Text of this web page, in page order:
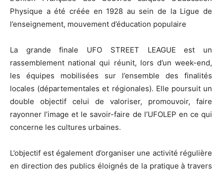
Physique a été créée en 1928 au sein de la Ligue de
l’enseignement, mouvement d’éducation populaire
La grande finale UFO STREET LEAGUE est un
rassemblement national qui réunit, lors d’un week-end,
les équipes mobilisées sur l’ensemble des finalités
locales (départementales et régionales). Elle poursuit un
double objectif celui de valoriser, promouvoir, faire
rayonner l’image et le savoir-faire de l’UFOLEP en ce qui
concerne les cultures urbaines.
L’objectif est également d’organiser une activité régulière
en direction des publics éloignés de la pratique à travers